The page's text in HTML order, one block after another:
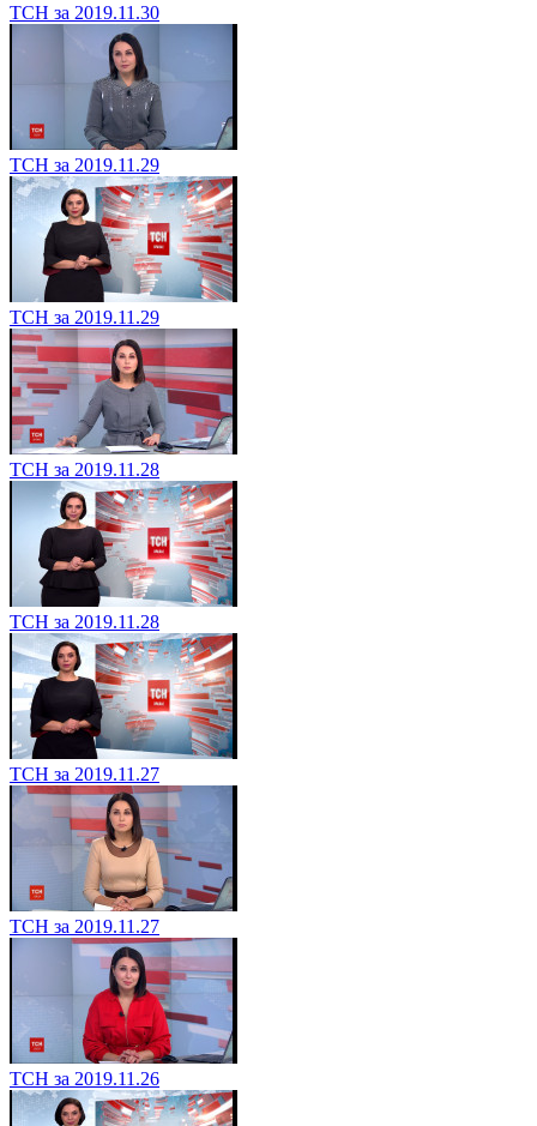
ТСН за 2019.11.30
ТСН за 2019.11.29
ТСН за 2019.11.29
ТСН за 2019.11.28
ТСН за 2019.11.28
ТСН за 2019.11.27
ТСН за 2019.11.27
ТСН за 2019.11.26